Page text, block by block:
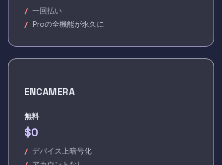
一回払い
Proの全機能が永久に
ENCAMERA
無料
$0
デバイス上暗号化